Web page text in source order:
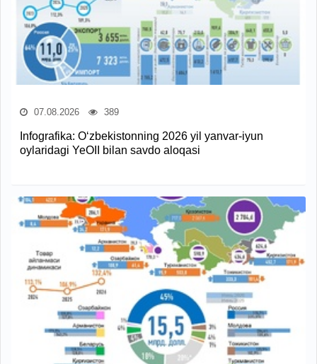
07.08.2026 389
Infografika: O‘zbekistonning 2026 yil yanvar-iyun
oylaridagi YeOII bilan savdo aloqasi